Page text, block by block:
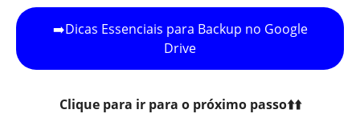
➡️Dicas Essenciais para Backup no Google
Drive
Clique para ir para o próximo passo⬆️⬆️